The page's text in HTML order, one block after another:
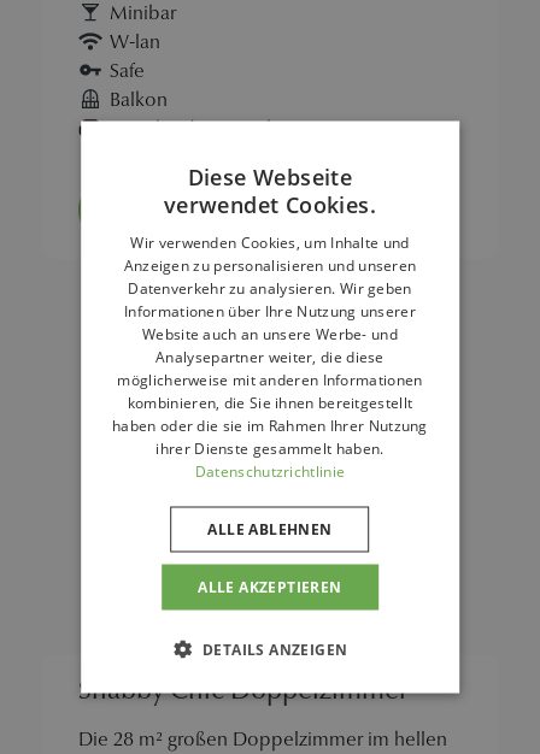
Minibar
W-lan
Safe
Balkon
Couch oder Sitzecke
Buchen
Shabby Chic Doppelzimmer
Die 28 m² großen Doppelzimmer im hellen
Diese Webseite
verwendet Cookies.
Wir verwenden Cookies, um Inhalte und
Anzeigen zu personalisieren und unseren
Datenverkehr zu analysieren. Wir geben
Informationen über Ihre Nutzung unserer
Website auch an unsere Werbe- und
Analysepartner weiter, die diese
möglicherweise mit anderen Informationen
kombinieren, die Sie ihnen bereitgestellt
haben oder die sie im Rahmen Ihrer Nutzung
ihrer Dienste gesammelt haben.
Datenschutzrichtlinie
ALLE AKZEPTIEREN
ALLE ABLEHNEN
DETAILS ANZEIGEN